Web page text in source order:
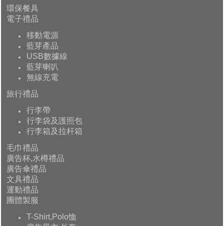
環保餐具
電子禮品
移動電源
藍芽產品
USB數據線
藍芽喇叭
無線充電
旅行禮品
行李帶
行李袋及護照包
行李箱及拉杆箱
毛巾禮品
廣告杯,水樽禮品
廣告傘禮品
文具禮品
運動禮品
團體製服
T-Shirt,Polo恤